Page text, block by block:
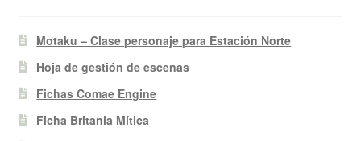
Motaku – Clase personaje para Estación Norte
Hoja de gestión de escenas
Fichas Comae Engine
Ficha Britania Mítica